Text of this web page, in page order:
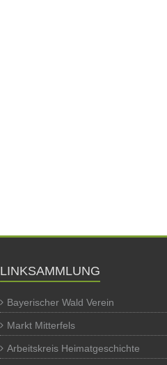
LINKSAMMLUNG
Bayerischer Wald Verein
Markt Mitterfels
Arbeitskreis Heimatgeschichte